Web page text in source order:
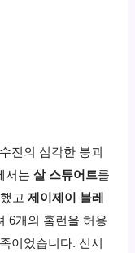
진의 심각한 붕괴
서는살 스튜어트를
했고제이제이 블레
6개의 홈런을 허용
이었습니다. 신시